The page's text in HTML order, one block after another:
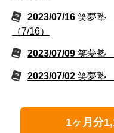
2023/07/16 笑夢塾
（7/16）
2023/07/09 笑夢塾
2023/07/02 笑夢塾
1ヶ月分